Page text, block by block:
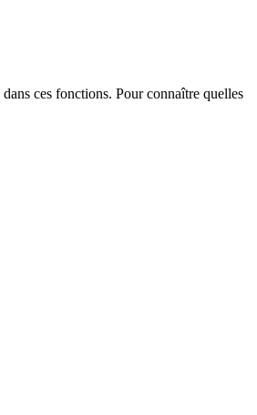
ces fonctions. Pour connaître quelles